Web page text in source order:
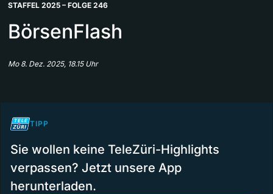
STAFFEL 2025 – FOLGE 246
BörsenFlash
Mo 8. Dez. 2025, 18.15 Uhr
TIPP
Sie wollen keine TeleZüri-Highlights
verpassen? Jetzt unsere App
herunterladen.